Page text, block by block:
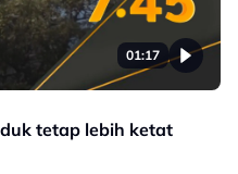
01:17
tetap lebih ketat